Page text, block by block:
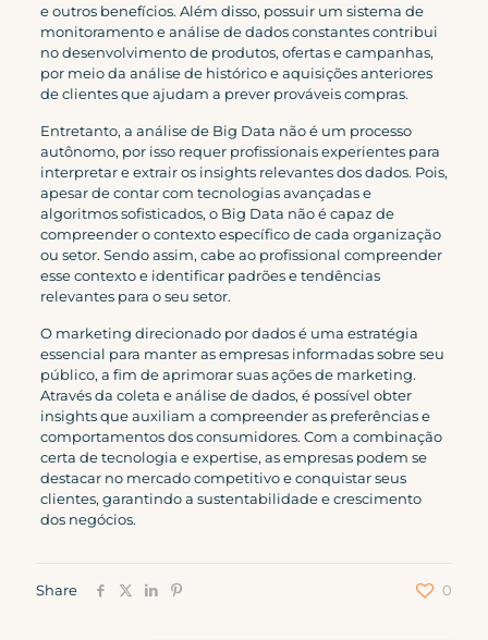
e outros benefícios. Além disso, possuir um sistema de
monitoramento e análise de dados constantes contribui
no desenvolvimento de produtos, ofertas e campanhas,
por meio da análise de histórico e aquisições anteriores
de clientes que ajudam a prever prováveis compras.
Entretanto, a análise de Big Data não é um processo
autônomo, por isso requer profissionais experientes para
interpretar e extrair os insights relevantes dos dados. Pois,
apesar de contar com tecnologias avançadas e
algoritmos sofisticados, o Big Data não é capaz de
compreender o contexto específico de cada organização
ou setor. Sendo assim, cabe ao profissional compreender
esse contexto e identificar padrões e tendências
relevantes para o seu setor.
O marketing direcionado por dados é uma estratégia
essencial para manter as empresas informadas sobre seu
público, a fim de aprimorar suas ações de marketing.
Através da coleta e análise de dados, é possível obter
insights que auxiliam a compreender as preferências e
comportamentos dos consumidores. Com a combinação
certa de tecnologia e expertise, as empresas podem se
destacar no mercado competitivo e conquistar seus
clientes, garantindo a sustentabilidade e crescimento
dos negócios.
Share 0